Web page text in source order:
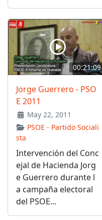
00:21:09
Jorge Guerrero - PSO
E 2011
May 22, 2011
PSOE - Partido Sociali
sta
Intervención del Conc
ejal de Hacienda Jorg
e Guerrero durante l
a campaña electoral
del PSOE...